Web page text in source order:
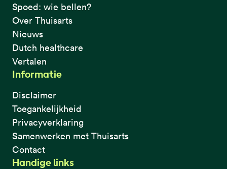
Spoed: wie bellen?
Over Thuisarts
Nieuws
Dutch healthcare
Vertalen
Informatie
Disclaimer
Toegankelijkheid
Privacyverklaring
Samenwerken met Thuisarts
Contact
Handige links